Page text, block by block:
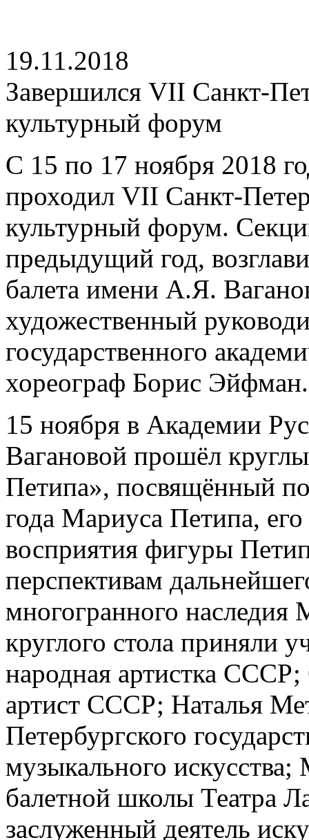
19.11.2018
Завершился VII Санкт-
культурный форум
С 15 по 17 ноября 2018
проходил VII Санкт-
культурный форум.
предыдущий год,
балета имени А.Я.
художественный
государственного
хореограф Борис Эйфман.
15 ноября в Академии
Вагановой прошёл
Петипа», посвящённый
года Мариуса Петипа,
восприятия фигуры
перспективам
многогранного
круглого стола приняли
народная артистка
артист СССР; Наталья
Петербургского
музыкального
балетной школы Театра
заслуженный деятель